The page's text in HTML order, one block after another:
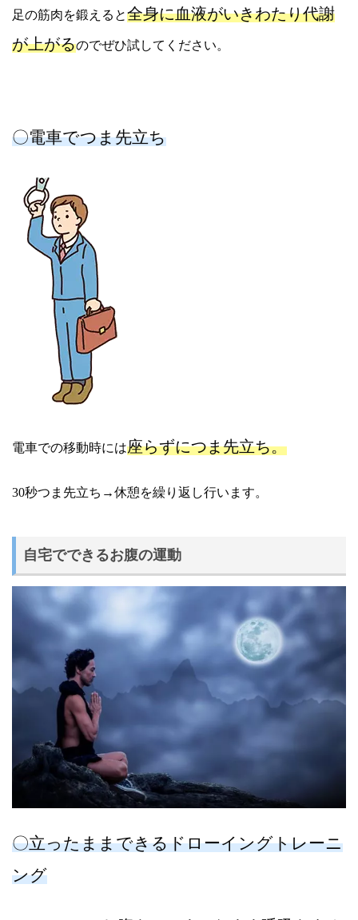
足の筋肉を鍛えると全身に血液がいきわたり代謝
が上がるのでぜひ試してください。
〇電車でつま先立ち
電車での移動時には座らずにつま先立ち。
30秒つま先立ち→休憩を繰り返し行います。
自宅でできるお腹の運動
〇立ったままできるドローイングトレーニ
ング